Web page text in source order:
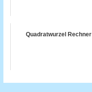
Quadratwurzel Rechner